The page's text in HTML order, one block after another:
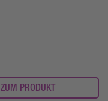
ZUM PRODUKT